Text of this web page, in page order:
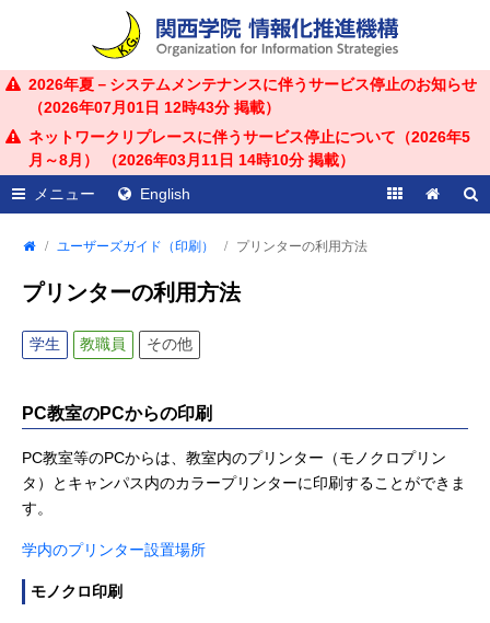
2026年夏－システムメンテナンスに伴うサービス停止のお知らせ
（2026年07月01日 12時43分 掲載）
ネットワークリプレースに伴うサービス停止について（2026年5
月～8月） （2026年03月11日 14時10分 掲載）
メニュー
English
ユーザーズガイド（印刷） プリンターの利用方法
プリンターの利用方法
学生 教職員 その他
PC教室のPCからの印刷
PC教室等のPCからは、教室内のプリンター（モノクロプリン
タ）とキャンパス内のカラープリンターに印刷することができま
す。
学内のプリンター設置場所
モノクロ印刷